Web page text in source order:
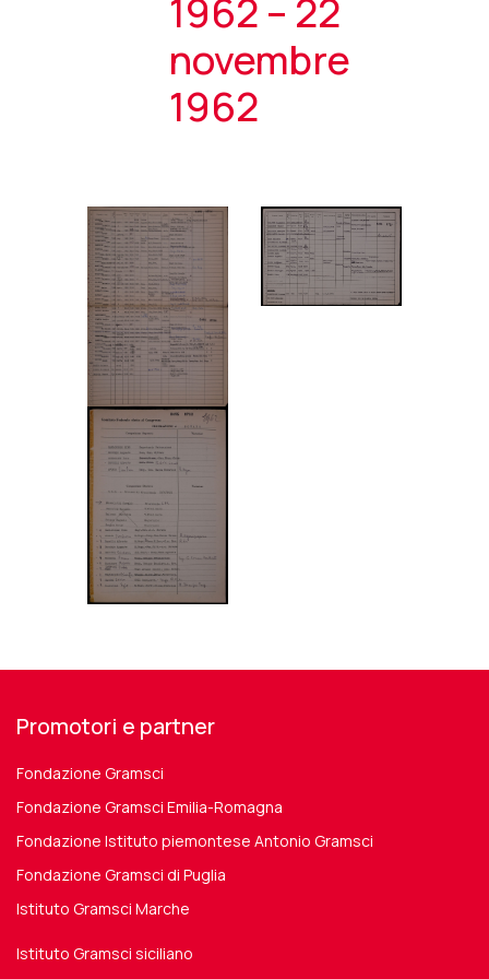
1962 – 22
novembre
1962
Promotori e partner
Fondazione Gramsci
Fondazione Gramsci Emilia-Romagna
Fondazione Istituto piemontese Antonio Gramsci
Fondazione Gramsci di Puglia
Istituto Gramsci Marche
Istituto Gramsci siciliano